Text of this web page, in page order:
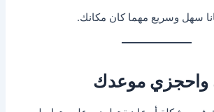
سهل وسريع مهما كان مكانك.
واحجزي موعدك